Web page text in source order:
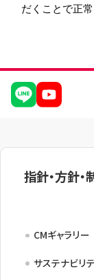
たい
だくことで正
指針・方針
CMギャラリー
サステナビリ